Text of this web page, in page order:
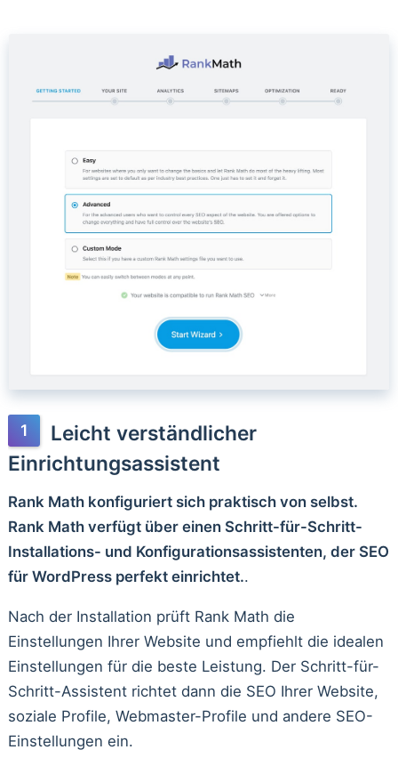
Leicht verständlicher
Einrichtungsassistent
Rank Math konfiguriert sich praktisch von selbst.
Rank Math verfügt über einen Schritt-für-Schritt-
Installations- und Konfigurationsassistenten, der SEO
für WordPress perfekt einrichtet..
Nach der Installation prüft Rank Math die
Einstellungen Ihrer Website und empfiehlt die idealen
Einstellungen für die beste Leistung. Der Schritt-für-
Schritt-Assistent richtet dann die SEO Ihrer Website,
soziale Profile, Webmaster-Profile und andere SEO-
Einstellungen ein.